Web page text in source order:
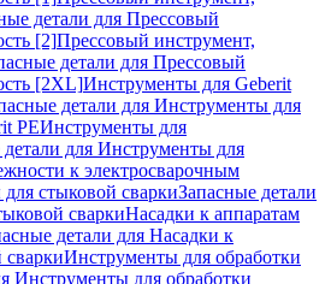
детали для Прессовый
[2]Прессовый инструмент,
детали для Прессовый
[2XL]Инструменты для Geberit
детали для Инструменты для
PEИнструменты для
для Инструменты для
к электросварочным
стыковой сваркиЗапасные детали
сваркиНасадки к аппаратам
детали для Насадки к
сваркиИнструменты для обработки
Инструменты для обработки